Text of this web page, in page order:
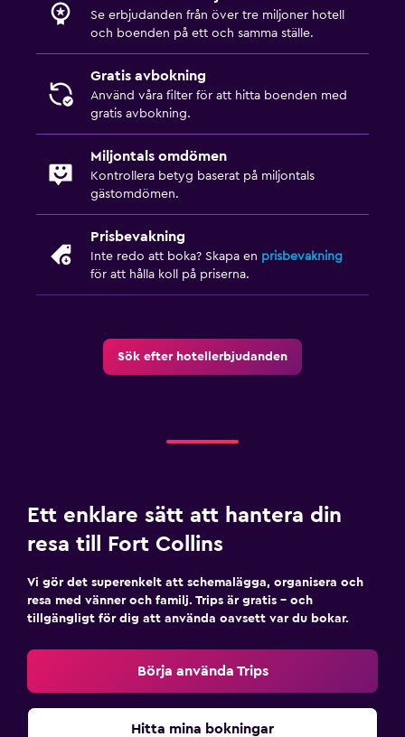
PresentbutikSe erbjudanden från över tre miljoner hotell
och boenden på ett och samma ställe.
Gratis avbokning
Använd våra filter för att hitta boenden med
gratis avbokning.
Miljontals omdömen
Kontrollera betyg baserat på miljontals
gästomdömen.
Prisbevakning
Inte redo att boka? Skapa en prisbevakning
för att hålla koll på priserna.
Sök efter hotellerbjudanden
Ett enklare sätt att hantera din
resa till Fort Collins
Vi gör det superenkelt att schemalägga, organisera och
resa med vänner och familj. Trips är gratis – och
tillgängligt för dig att använda oavsett var du bokar.
Börja använda Trips
Hitta mina bokningar